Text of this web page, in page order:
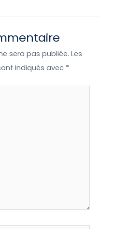
sera pas publiée. Les
indiqués avec *